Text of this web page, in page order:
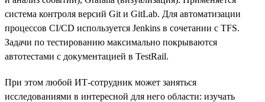
система контроля версий Git и GitLab. Для автоматизации
процессов CI/CD используется Jenkins в сочетании с TFS.
Задачи по тестированию максимально покрываются
автотестами с документацией в TestRail.
При этом любой ИТ-сотрудник может заняться
исследованиями в интересной для него области: изучать